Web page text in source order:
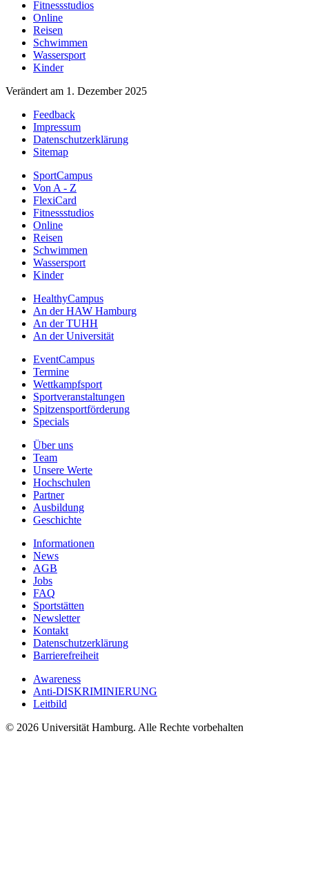
Fitnessstudios
Online
Reisen
Schwimmen
Wassersport
Kinder
Verändert am 1. Dezember 2025
Feedback
Impressum
Datenschutzerklärung
Sitemap
SportCampus
Von A - Z
FlexiCard
Fitnessstudios
Online
Reisen
Schwimmen
Wassersport
Kinder
HealthyCampus
An der HAW Hamburg
An der TUHH
An der Universität
EventCampus
Termine
Wettkampfsport
Sportveranstaltungen
Spitzensportförderung
Specials
Über uns
Team
Unsere Werte
Hochschulen
Partner
Ausbildung
Geschichte
Informationen
News
AGB
Jobs
FAQ
Sportstätten
Newsletter
Kontakt
Datenschutzerklärung
Barrierefreiheit
Awareness
Anti-DISKRIMINIERUNG
Leitbild
© 2026 Universität Hamburg. Alle Rechte vorbehalten